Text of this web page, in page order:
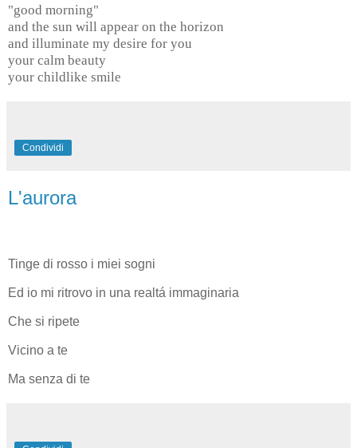
"good morning"
and the sun will appear on the horizon
and illuminate my desire for you
your calm beauty
your childlike smile
Condividi
L'aurora
Tinge di rosso i miei sogni
Ed io mi ritrovo in una realtá immaginaria
Che si ripete
Vicino a te
Ma senza di te